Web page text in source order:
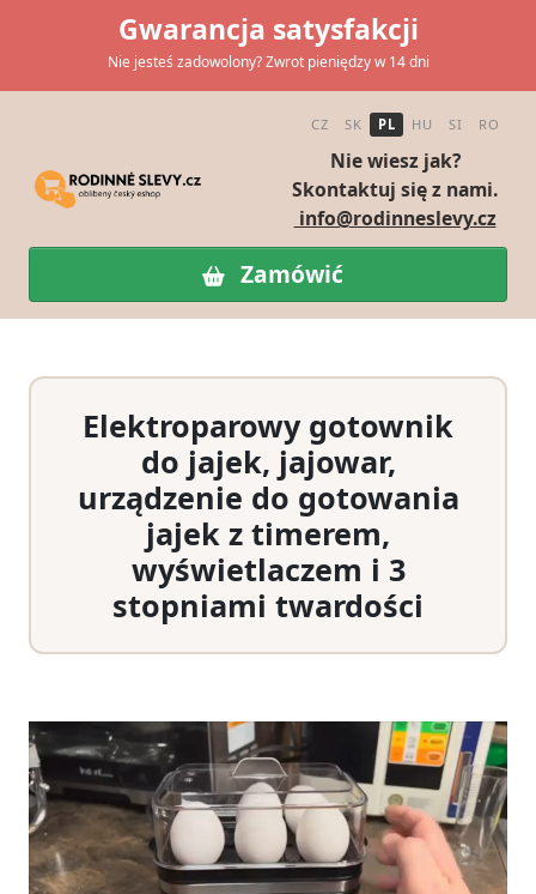
Gwarancja satysfakcji
Nie jesteś zadowolony? Zwrot pieniędzy w 14 dni
CZ SK PL HU SI RO
Nie wiesz jak?
Skontaktuj się z nami.
info@rodinneslevy.cz
Zamówić
Elektroparowy gotownik
do jajek, jajowar,
urządzenie do gotowania
jajek z timerem,
wyświetlaczem i 3
stopniami twardości